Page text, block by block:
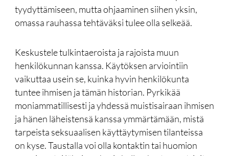
tyydyttämiseen, mutta ohjaaminen siihen yksin,
omassa rauhassa tehtäväksi tulee olla selkeää.
Keskustele tulkintaeroista ja rajoista muun
henkilökunnan kanssa. Käytöksen arviointiin
vaikuttaa usein se, kuinka hyvin henkilökunta
tuntee ihmisen ja tämän historian. Pyrkikää
moniammatillisesti ja yhdessä muistisairaan ihmisen
ja hänen läheistensä kanssa ymmärtämään, mistä
tarpeista seksuaalisen käyttäytymisen tilanteissa
on kyse. Taustalla voi olla kontaktin tai huomion